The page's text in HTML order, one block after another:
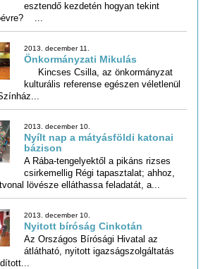
...
2013. december 11.
Önkormányzati Mikulás
Kincses Csilla, az önkormányzat
kulturális referense egészen véletlenül
2013. december 10.
Nyílt nap a mátyásföldi katonai
bázison
A Rába-tengelyektől a pikáns rizses
csirkemellig Régi tapasztalat; ahhoz,
lövésze elláthassa feladatát, a...
2013. december 10.
Nyitott bíróság Cinkotán
Az Országos Bírósági Hivatal az
átlátható, nyitott igazságszolgáltatás